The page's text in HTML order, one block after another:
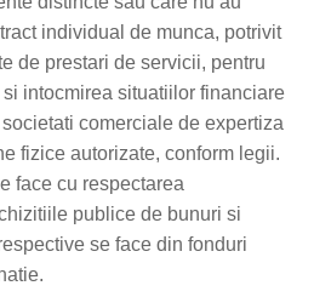
individual de munca, potrivit
de prestari de servicii, pentru
intocmirea situatiilor financiare
comerciale de expertiza
fizice autorizate, conform legii.
face cu respectarea
publice de bunuri si
se face din fonduri